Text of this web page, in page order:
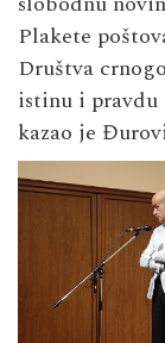
Plakete
Društva
istinu i pravdu
kazao je